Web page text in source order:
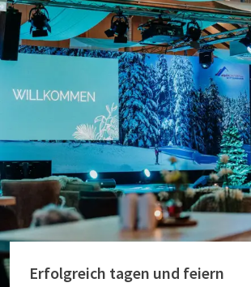
Erfolgreich tagen und feiern